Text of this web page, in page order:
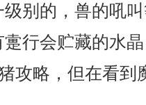
别的，兽的吼
行会贮藏的水
攻略，但在看到